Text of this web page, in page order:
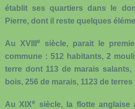
établit ses quartiers dans le
Pierre, dont il reste quelques
Au XVIII e siècle, parait le
commune : 512 habitants, 2
terre dont 113 de marais salants,
bois, 256 de marais, 1123 de
Au XIXe siècle, la flotte anglaise